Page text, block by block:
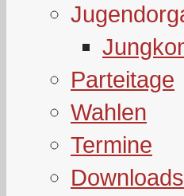
Parteitage
Wahlen
Termine
Downloads